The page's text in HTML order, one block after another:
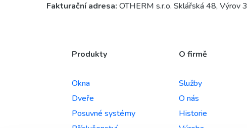
Fakturační adresa: OTHERM s.r.o. Sklářská 48,
Produkty
Okna
Dveře
Posuvné systémy
O firmě
Služby
O nás
Historie